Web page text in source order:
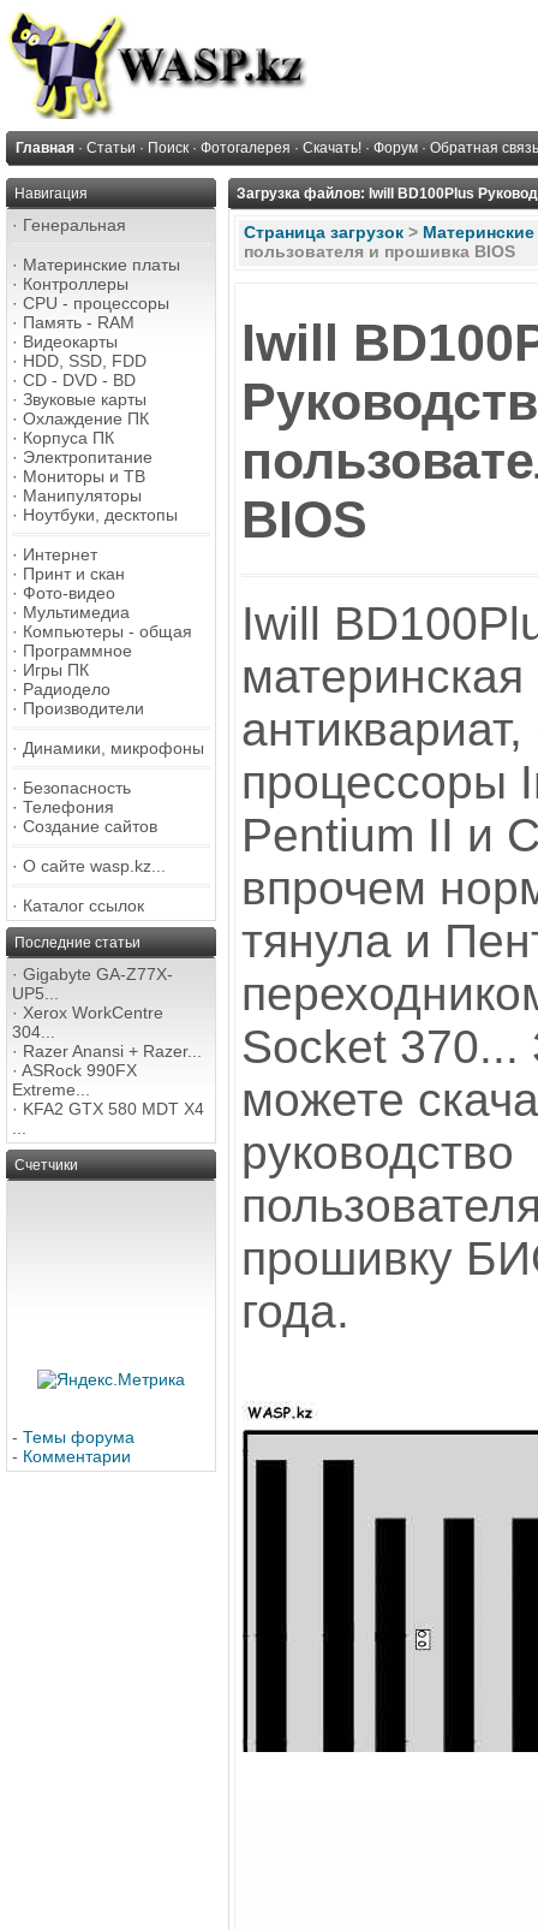
Главная · Статьи · Поиск · Фотогалерея · Скачать! · Форум · Обратная связь
Навигация
· Генеральная
· Материнские платы
· Контроллеры
· CPU - процессоры
· Память - RAM
· Видеокарты
· HDD, SSD, FDD
· CD - DVD - BD
· Звуковые карты
· Охлаждение ПК
· Корпуса ПК
· Электропитание
· Мониторы и ТВ
· Манипуляторы
· Ноутбуки, десктопы
· Интернет
· Принт и скан
· Фото-видео
· Мультимедиа
· Компьютеры - общая
· Программное
· Игры ПК
· Радиодело
· Производители
· Динамики, микрофоны
· Безопасность
· Телефония
· Создание сайтов
· О сайте wasp.kz...
· Каталог ссылок
Последние статьи
· Gigabyte GA-Z77X-
UP5...
· Xerox WorkCentre
304...
· Razer Anansi + Razer...
· ASRock 990FX
Extreme...
· KFA2 GTX 580 MDT X4
Счетчики
- Темы форума
- Комментарии
Загрузка файлов: Iwill BD100Plus
Страница загрузок >
пользователя и прошивка BIOS
Iwill
BIOS
Iwill
материнская
процессоры
Pentium II и
впрочем
тянула и
Socket 370...
можете
руководство
прошивку
года.